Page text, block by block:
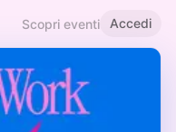
Scopri eventi Accedi